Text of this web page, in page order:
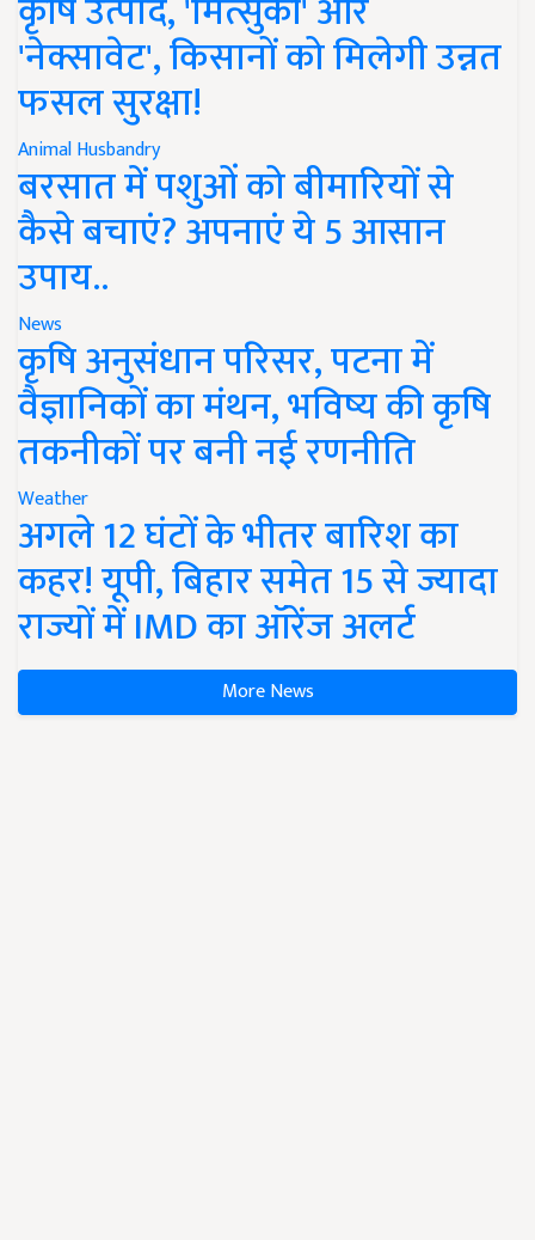
'नेक्सावेट', किसानों को मिलेगी उन्नत
फसल सुरक्षा!
Animal Husbandry
बरसात में पशुओं को बीमारियों से
कैसे बचाएं? अपनाएं ये 5 आसान
उपाय..
News
कृषि अनुसंधान परिसर, पटना में
वैज्ञानिकों का मंथन, भविष्य की कृषि
तकनीकों पर बनी नई रणनीति
Weather
अगले 12 घंटों के भीतर बारिश का
कहर! यूपी, बिहार समेत 15 से ज्यादा
राज्यों में IMD का ऑरेंज अलर्ट
More News